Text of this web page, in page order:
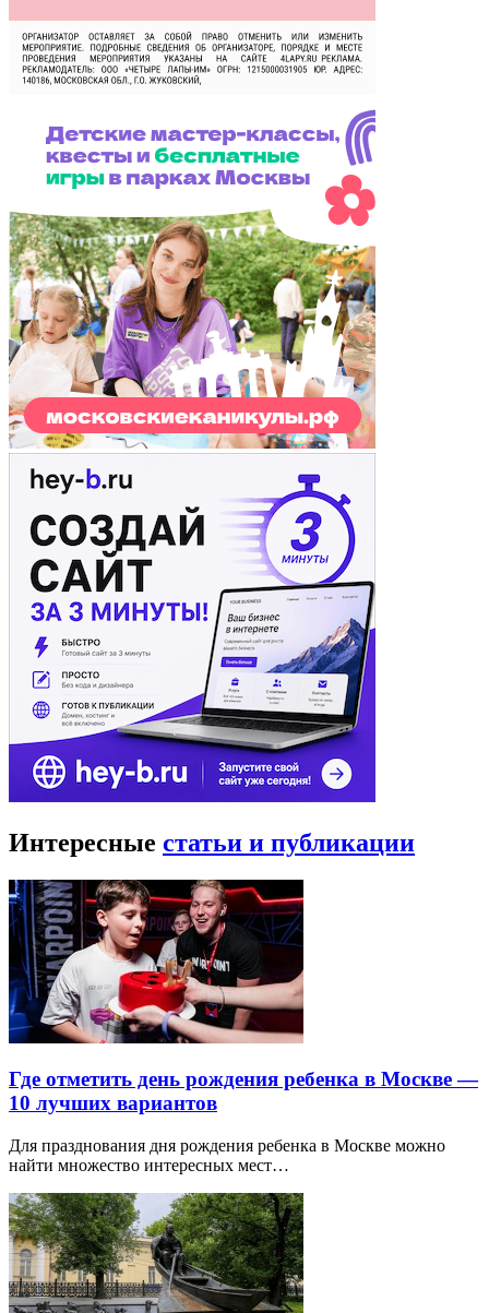
Интересные статьи и публикации
Где отметить день рождения ребенка в Москве —
10 лучших вариантов
Для празднования дня рождения ребенка в Москве можно
найти множество интересных мест…